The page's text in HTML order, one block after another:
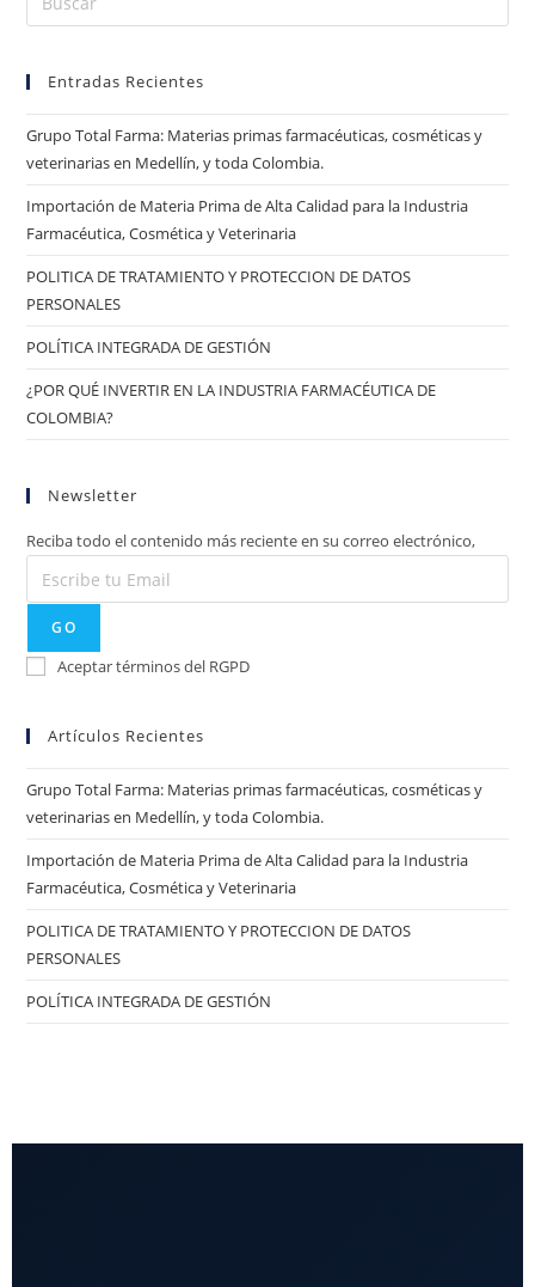
Entradas Recientes
Grupo Total Farma: Materias primas farmacéuticas, cosméticas y
veterinarias en Medellín, y toda Colombia.
Importación de Materia Prima de Alta Calidad para la Industria
Farmacéutica, Cosmética y Veterinaria
POLITICA DE TRATAMIENTO Y PROTECCION DE DATOS
PERSONALES
POLÍTICA INTEGRADA DE GESTIÓN
¿POR QUÉ INVERTIR EN LA INDUSTRIA FARMACÉUTICA DE
COLOMBIA?
Newsletter
Reciba todo el contenido más reciente en su correo electrónico,
GO
Aceptar términos del RGPD
Artículos Recientes
Grupo Total Farma: Materias primas farmacéuticas, cosméticas y
veterinarias en Medellín, y toda Colombia.
Importación de Materia Prima de Alta Calidad para la Industria
Farmacéutica, Cosmética y Veterinaria
POLITICA DE TRATAMIENTO Y PROTECCION DE DATOS
PERSONALES
POLÍTICA INTEGRADA DE GESTIÓN